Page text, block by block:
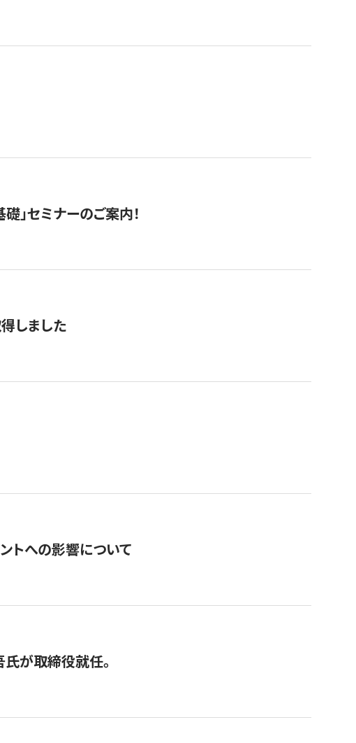
」セミナーのご案内！
しました
トへの影響について
が取締役就任。